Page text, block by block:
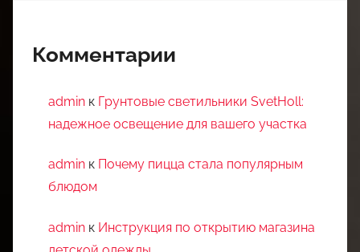
Комментарии
admin к Грунтовые светильники SvetHoll:
надежное освещение для вашего участка
admin к Почему пицца стала популярным
блюдом
admin к Инструкция по открытию магазина